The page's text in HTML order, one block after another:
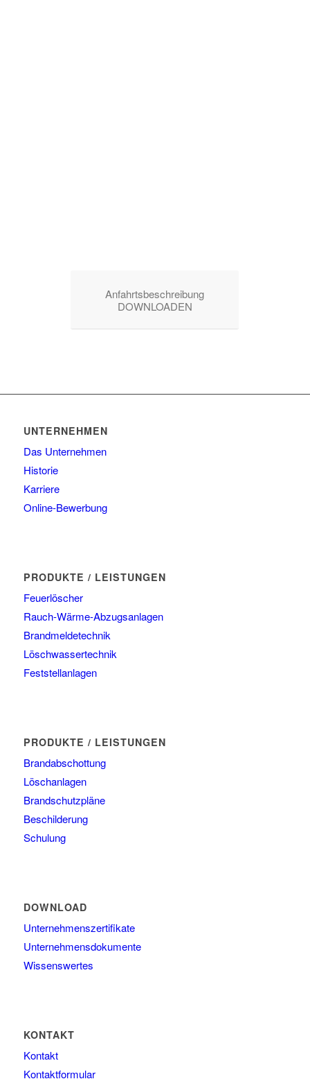
Anfahrtsbeschreibung
DOWNLOADEN
UNTERNEHMEN
Das Unternehmen
Historie
Karriere
Online-Bewerbung
PRODUKTE / LEISTUNGEN
Feuerlöscher
Rauch-Wärme-Abzugsanlagen
Brandmeldetechnik
Löschwassertechnik
Feststellanlagen
PRODUKTE / LEISTUNGEN
Brandabschottung
Löschanlagen
Brandschutzpläne
Beschilderung
Schulung
DOWNLOAD
Unternehmenszertifikate
Unternehmensdokumente
Wissenswertes
KONTAKT
Kontakt
Kontaktformular